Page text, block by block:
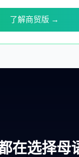
了解商贸版 →
在选择母